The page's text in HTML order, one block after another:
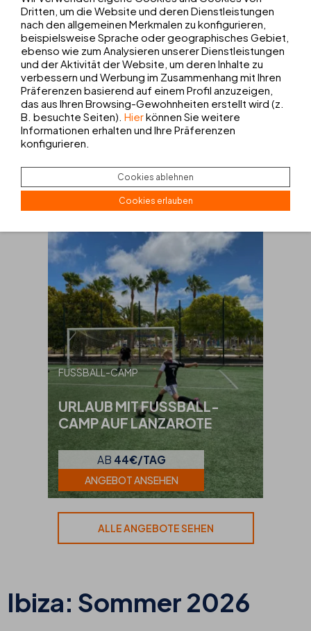
MALLORCA
PAKET HOTEL + GOLF AUF
MALLORCA
ANGEBOT ANSEHEN
FUSSBALL-CAMP
URLAUB MIT FUSSBALL-C
AMP AUF LANZAROTE
AB 44€/TAG
ANGEBOT ANSEHEN
ALLE ANGEBOTE SEHEN
Ibiza: Sommer 2026
Dritten, um die Website und deren Dienstleistungen
nach den allgemeinen Merkmalen zu konfigurieren,
beispielsweise Sprache oder geographisches Gebiet,
ebenso wie zum Analysieren unserer Dienstleistungen
und der Aktivität der Website, um deren Inhalte zu
verbessern und Werbung im Zusammenhang mit Ihren
Präferenzen basierend auf einem Profil anzuzeigen,
das aus Ihren Browsing-Gewohnheiten erstellt wird (z.
B. besuchte Seiten). Hierkönnen Sie weitere
Informationen erhalten und Ihre Präferenzen
konfigurieren.
Cookies ablehnen
Cookies erlauben